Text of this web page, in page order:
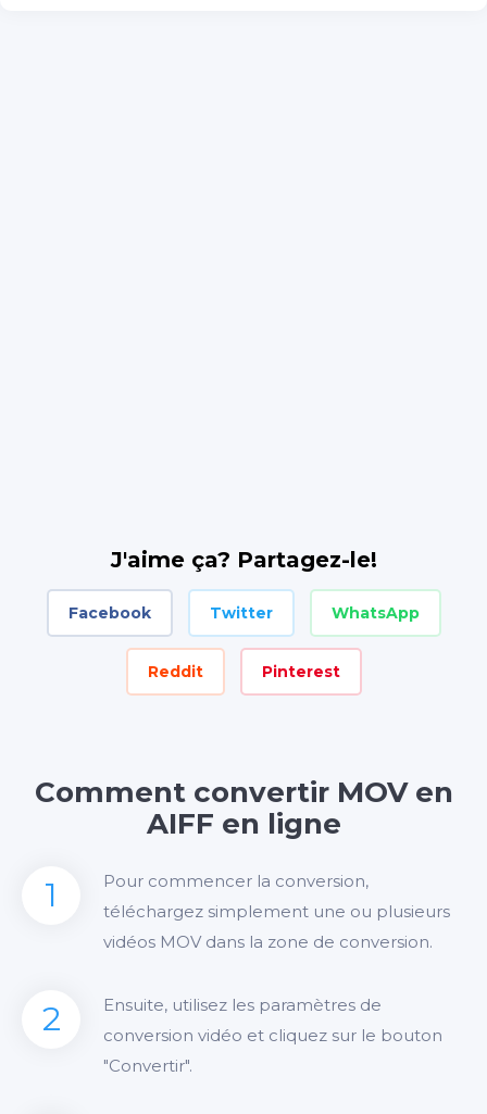
J'aime ça? Partagez-le!
Facebook Twitter WhatsApp
Reddit Pinterest
Comment convertir MOV en
AIFF en ligne
1
Pour commencer la conversion,
téléchargez simplement une ou plusieurs
vidéos MOV dans la zone de conversion.
2
Ensuite, utilisez les paramètres de
conversion vidéo et cliquez sur le bouton
"Convertir".